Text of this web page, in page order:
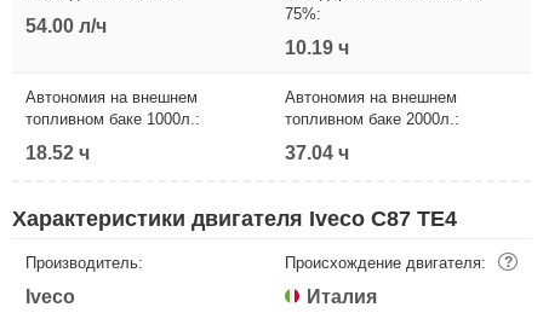
54.00 л/ч
75%:
10.19 ч
Автономия на внешнем
топливном баке 1000л.:
18.52 ч
Автономия на внешнем
топливном баке 2000л.:
37.04 ч
Характеристики двигателя Iveco C87 TE4
Производитель:
Iveco
Происхождение двигателя: ?
Италия